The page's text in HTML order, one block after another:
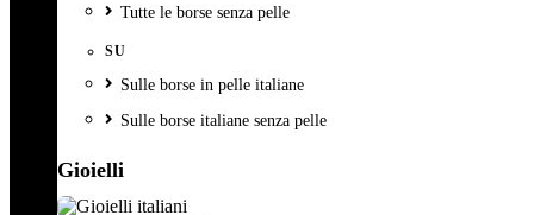
Tutte le borse senza pelle
SU
Sulle borse in pelle italiane
Sulle borse italiane senza pelle
Gioielli